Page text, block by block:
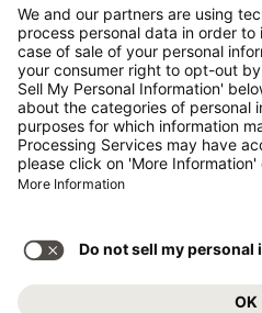
Economy Class
sich i.d.R. um Economy
Tarifoption. Es können
fürAufgabegepäck oder
Leistungen anfallen. Es
Geschäftsbedingungen .